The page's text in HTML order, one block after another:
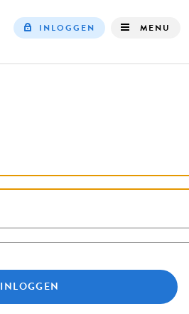
INLOGGEN MENU
INLOGGEN